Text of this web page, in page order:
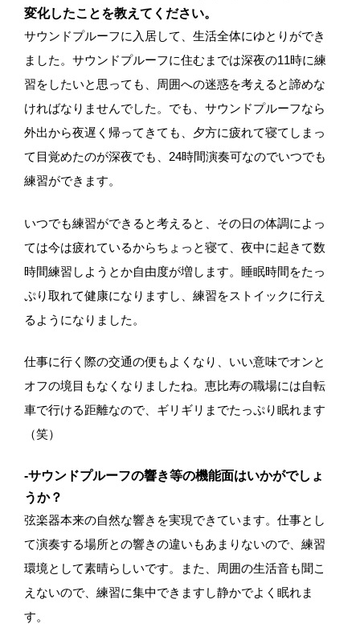
変化したことを教えてください。
サウンドプルーフに入居して、生活全体にゆとりができ
ました。サウンドプルーフに住むまでは深夜の11時に練
習をしたいと思っても、周囲への迷惑を考えると諦めな
ければなりませんでした。でも、サウンドプルーフなら
外出から夜遅く帰ってきても、夕方に疲れて寝てしまっ
て目覚めたのが深夜でも、24時間演奏可なのでいつでも
練習ができます。
いつでも練習ができると考えると、その日の体調によっ
ては今は疲れているからちょっと寝て、夜中に起きて数
時間練習しようとか自由度が増します。睡眠時間をたっ
ぷり取れて健康になりますし、練習をストイックに行え
るようになりました。
仕事に行く際の交通の便もよくなり、いい意味でオンと
オフの境目もなくなりましたね。恵比寿の職場には自転
車で行ける距離なので、ギリギリまでたっぷり眠れます
（笑）
-サウンドプルーフの響き等の機能面はいかがでしょ
うか？
弦楽器本来の自然な響きを実現できています。仕事とし
て演奏する場所との響きの違いもあまりないので、練習
環境として素晴らしいです。また、周囲の生活音も聞こ
えないので、練習に集中できますし静かでよく眠れま
す。